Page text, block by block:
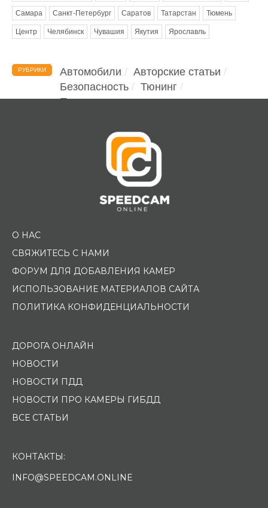
Самара Санкт-Петербург Саратов Татарстан Тюмень
Центр Челябинск Чувашия Якутия Ярославль
РУБРИКИ Автомобили
Авторские статьи
Безопасность
Тюнинг
Помощь водителю
О НАС
СВЯЖИТЕСЬ С НАМИ
ФОРУМ ДЛЯ ДОБАВЛЕНИЯ КАМЕР
ИСПОЛЬЗОВАНИЕ МАТЕРИАЛОВ САЙТА
ПОЛИТИКА КОНФИДЕНЦИАЛЬНОСТИ
ДОРОГА ОНЛАЙН
НОВОСТИ
НОВОСТИ ПДД
НОВОСТИ ПРО КАМЕРЫ ГИБДД
ВСЕ СТАТЬИ
КОНТАКТЫ:
INFO@SPEEDCAM.ONLINE